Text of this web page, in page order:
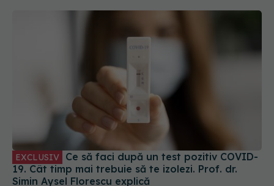
19. Cât timp mai trebuie să te izolezi. Prof. dr.
Simin Aysel Florescu explică
08 ian 2025, 09:55